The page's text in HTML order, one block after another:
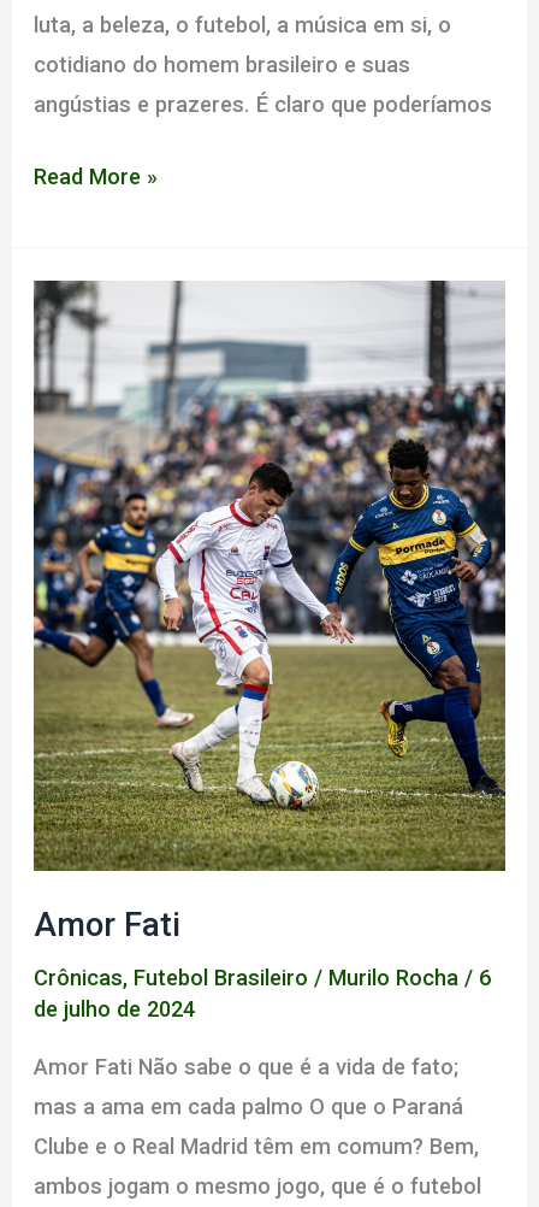
luta, a beleza, o futebol, a música em si, o
cotidiano do homem brasileiro e suas
angústias e prazeres. É claro que poderíamos
Força
Read More »
Amor Fati
Crônicas, Futebol Brasileiro / Murilo Rocha / 6
de julho de 2024
Amor Fati Não sabe o que é a vida de fato;
mas a ama em cada palmo O que o Paraná
Clube e o Real Madrid têm em comum? Bem,
ambos jogam o mesmo jogo, que é o futebol